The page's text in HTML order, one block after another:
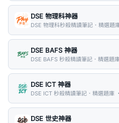
DSE 物理科神器
DSE 物理科秒殺精讀筆記．精選題
DSE BAFS 神器
DSE BAFS 秒殺精讀筆記．精選題
DSE ICT 神器
DSE ICT 秒殺精讀筆記．精選題庫
DSE 世史神器